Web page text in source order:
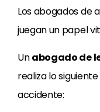
Los abogados de
juegan un papel
Unabogado de
realiza lo
accidente: